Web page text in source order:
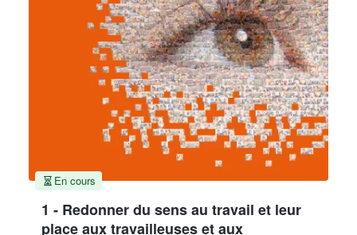
En cours
1 - Redonner du sens au travail et leur
place aux travailleuses et aux